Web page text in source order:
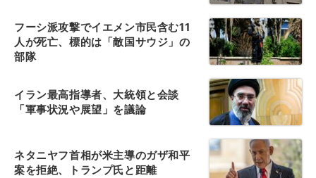
フーシ派攻撃でイエメン市民含む11
人が死亡、標的は「敵国サウジ」の
部隊
イラン最高指導者、大統領と会談
「軍事状況や展望」を議論
ネタニヤフ首相が米主導のガザ和平
案を拒絶、トランプ氏と距離